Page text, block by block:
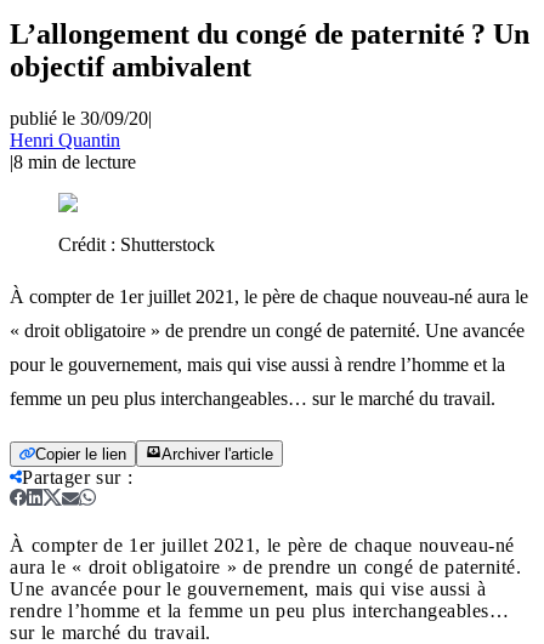
L’allongement du congé de paternité ? Un
objectif ambivalent
publié le 30/09/20|
Henri Quantin
|8 min de lecture
Crédit : Shutterstock
À compter de 1er juillet 2021, le père de chaque nouveau-né aura le
« droit obligatoire » de prendre un congé de paternité. Une avancée
pour le gouvernement, mais qui vise aussi à rendre l’homme et la
femme un peu plus interchangeables… sur le marché du travail.
Copier le lien Archiver l'article
Partager sur:
À compter de 1er juillet 2021, le père de chaque nouveau-né
aura le « droit obligatoire » de prendre un congé de paternité.
Une avancée pour le gouvernement, mais qui vise aussi à
rendre l’homme et la femme un peu plus interchangeables…
sur le marché du travail.